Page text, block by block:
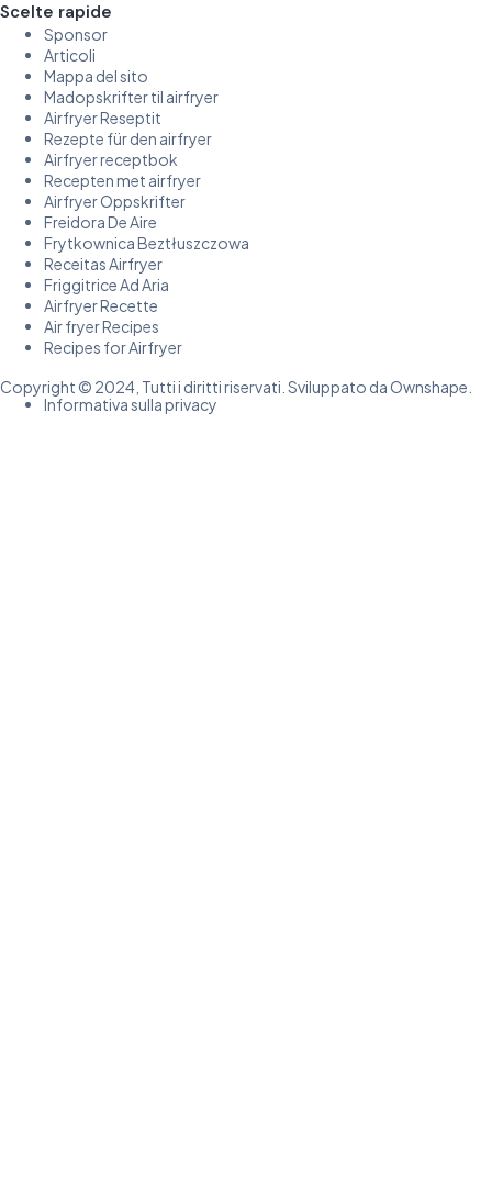
Scelte rapide
Sponsor
Articoli
Mappa del sito
Madopskrifter til airfryer
Airfryer Reseptit
Rezepte für den airfryer
Airfryer receptbok
Recepten met airfryer
Airfryer Oppskrifter
Freidora De Aire
Frytkownica Beztłuszczowa
Receitas Airfryer
Friggitrice Ad Aria
Airfryer Recette
Air fryer Recipes
Recipes for Airfryer
Copyright © 2024, Tutti i diritti riservati. Sviluppato da Ownshape.
Informativa sulla privacy